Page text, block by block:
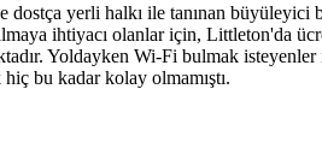
yerli halkı ile tanınan
ihtiyacı olanlar için, Littleton'da
Yoldayken Wi-Fi bulmak
bu kadar kolay olmamıştı.